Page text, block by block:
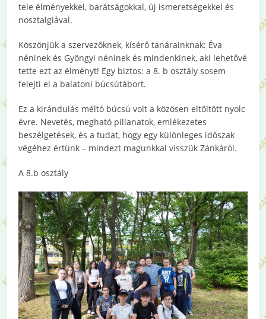
tele élményekkel, barátságokkal, új ismeretségekkel és
nosztalgiával.
Köszönjük a szervezőknek, kísérő tanárainknak: Éva
néninek és Gyöngyi néninek és mindenkinek, aki lehetővé
tette ezt az élményt! Egy biztos: a 8. b osztály sosem
felejti el a balatoni búcsútábort.
Ez a kirándulás méltó búcsú volt a közösen eltöltött nyolc
évre. Nevetés, megható pillanatok, emlékezetes
beszélgetések, és a tudat, hogy egy különleges időszak
végéhez értünk – mindezt magunkkal visszük Zánkáról.
A 8.b osztály